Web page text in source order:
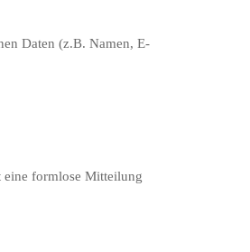
Daten (z.B. Namen, E-
formlose Mitteilung